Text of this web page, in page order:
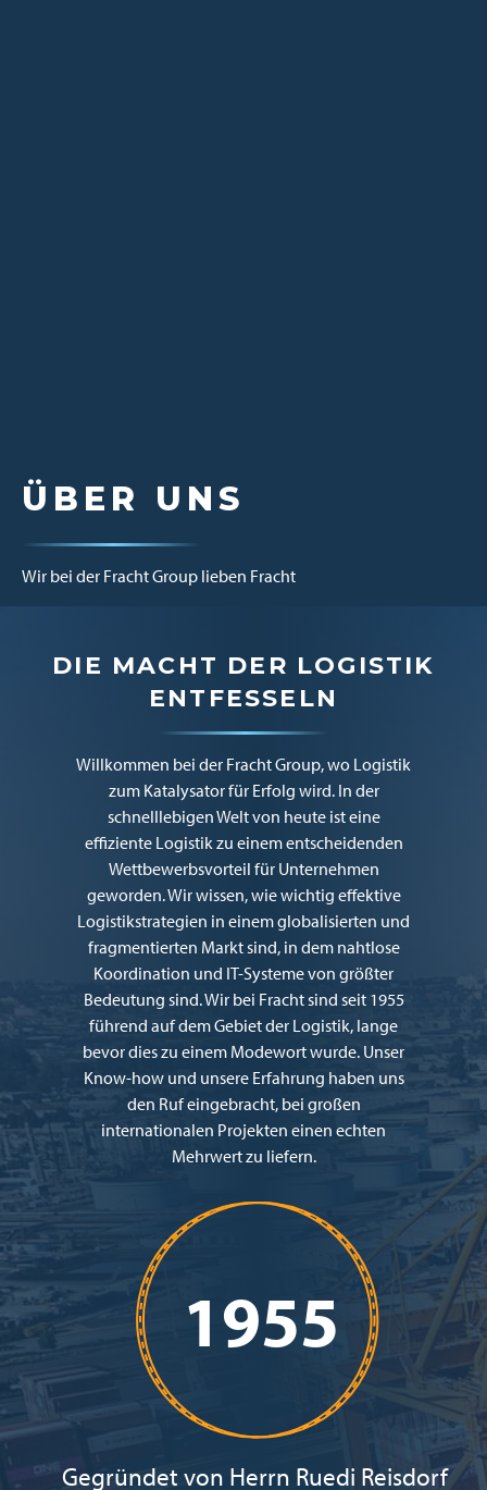
ÜBER UNS
Wir bei der Fracht Group lieben Fracht
DIE MACHT DER LOGISTIK
ENTFESSELN
Willkommen bei der Fracht Group, wo Logistik
zum Katalysator für Erfolg wird. In der
schnelllebigen Welt von heute ist eine
effiziente Logistik zu einem entscheidenden
Wettbewerbsvorteil für Unternehmen
geworden. Wir wissen, wie wichtig effektive
Logistikstrategien in einem globalisierten und
fragmentierten Markt sind, in dem nahtlose
Koordination und IT-Systeme von größter
Bedeutung sind. Wir bei Fracht sind seit 1955
führend auf dem Gebiet der Logistik, lange
bevor dies zu einem Modewort wurde. Unser
Know-how und unsere Erfahrung haben uns
den Ruf eingebracht, bei großen
internationalen Projekten einen echten
Mehrwert zu liefern.
1955
Gegründet von Herrn Ruedi Reisdorf